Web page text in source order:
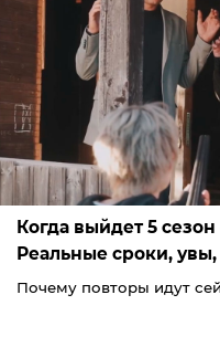
Когда выйдет 5
Реальные сроки, увы,
Почему повторы идут